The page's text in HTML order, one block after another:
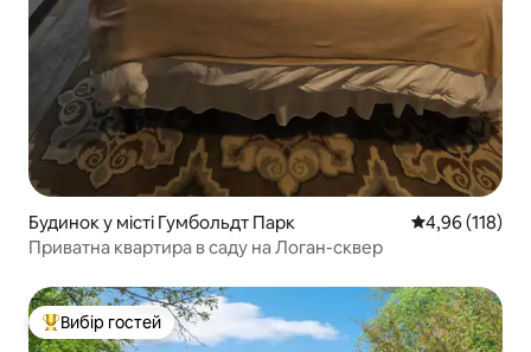
Будинок у місті Гумбольдт Парк Середня
4,96 (118)
Приватна квартира в саду на Логан-сквер
Топ вибір гостей
Вибір гостей